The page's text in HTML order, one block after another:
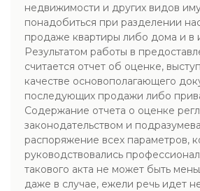
недвижимости и других видов
понадобиться при разделении
продаже квартиры либо дома и в
Результатом работы в
считается отчет об оценке,
качестве основополагающего
последующих продажи либо
Содержание отчета о оценке
законодательством и
распоряжение всех параметров,
руководствовались
такового акта не может быть
даже в случае, ежели речь идет